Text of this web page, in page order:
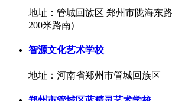
地址：管城回族区 郑州市陇海东
200米路南)
智源文化艺术学校
地址：河南省郑州市管城回族区